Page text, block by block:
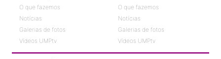
O que fazemos
Notícias
Galerias de fotos
Vídeos UMPtv
O que fazemos
Notícias
Galerias de fotos
Vídeos UMPtv